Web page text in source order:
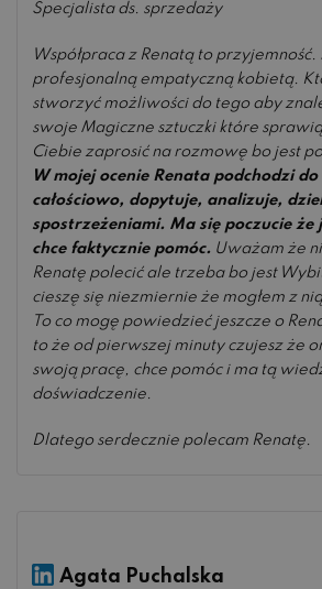
Specjalista ds. sprzedaży
Współpraca z Renatą to
profesjonalną empatyczną kobietą.
stworzyć możliwości do tego aby
swoje Magiczne sztuczki które
Ciebie zaprosić na rozmowę bo jest
W mojej ocenie Renata podchodzi
całościowo, dopytuje, analizuje,
spostrzeżeniami. Ma się poczucie że
chce faktycznie pomóc. Uważam że
Renatę polecić ale trzeba bo jest
cieszę się niezmiernie że mogłem z
To co mogę powiedzieć jeszcze o
to że od pierwszej minuty czujesz że
swoją pracę, chce pomóc i ma tą
doświadczenie.
Dlatego serdecznie polecam Renatę.
Agata Puchalska